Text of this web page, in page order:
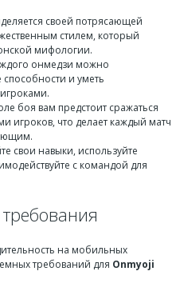
своей потрясающей
стилем, который
мифологии.
онмедзи можно
способности и уметь
боя вам предстоит сражаться
игроков, что делает каждый матч
свои навыки, используйте
с командой для
на мобильных
требований для Onmyoji